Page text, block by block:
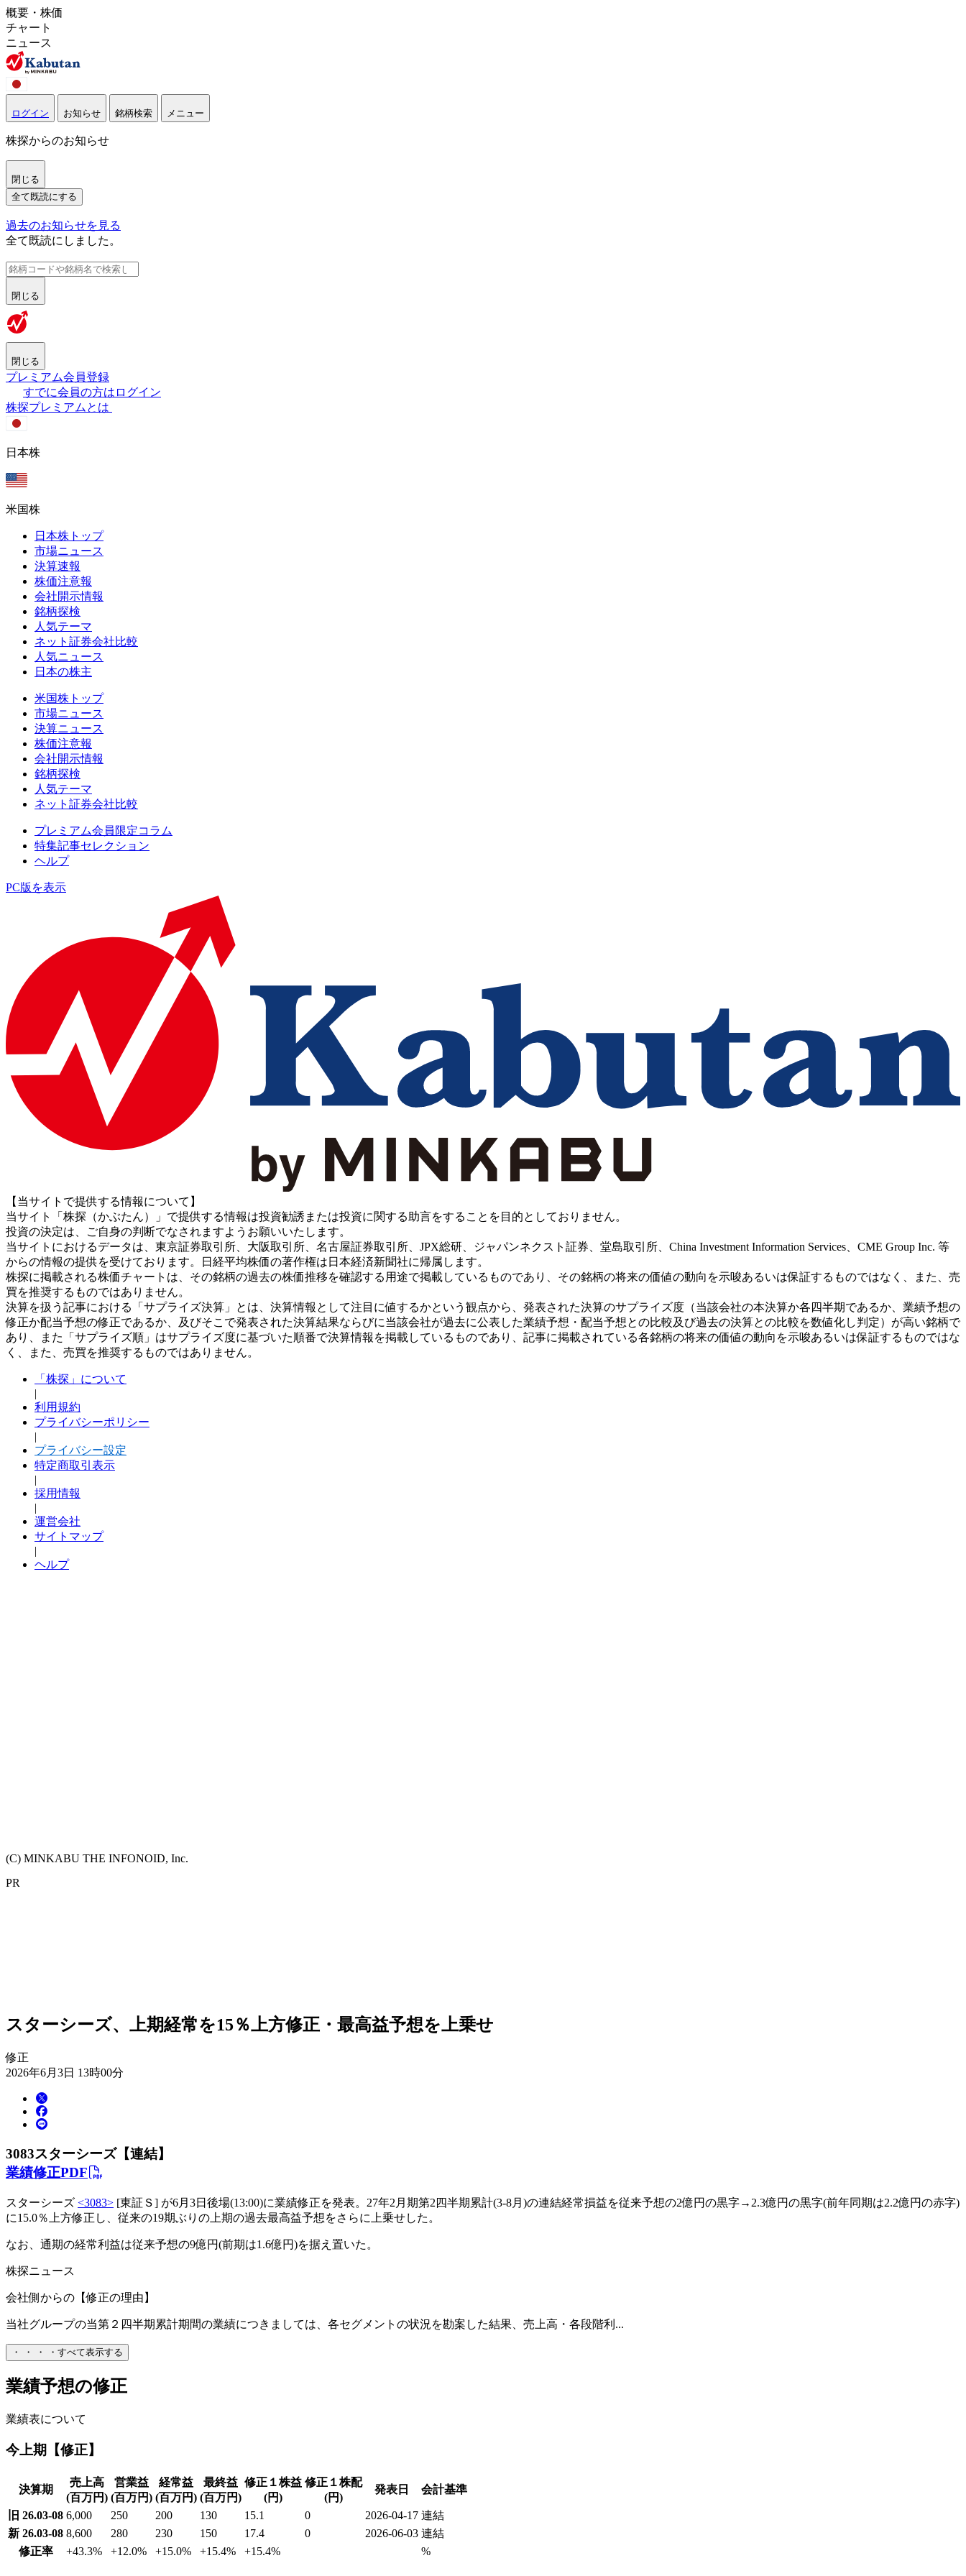
概要・株価
チャート
ニュース
ログイン お知らせ 銘柄検索 メニュー
株探からのお知らせ
閉じる
全て既読にする
過去のお知らせを見る
全て既読にしました。
閉じる
閉じる
プレミアム会員登録
すでに会員の方はログイン
株探プレミアムとは
日本株
米国株
日本株トップ
市場ニュース
決算速報
株価注意報
会社開示情報
銘柄探検
人気テーマ
ネット証券会社比較
人気ニュース
日本の株主
米国株トップ
市場ニュース
決算ニュース
株価注意報
会社開示情報
銘柄探検
人気テーマ
ネット証券会社比較
プレミアム会員限定コラム
特集記事セレクション
ヘルプ
PC版を表示
【当サイトで提供する情報について】
当サイト「株探（かぶたん）」で提供する情報は投資勧誘または投資に関する助言をすることを目的としておりません。
投資の決定は、ご自身の判断でなされますようお願いいたします。
当サイトにおけるデータは、東京証券取引所、大阪取引所、名古屋証券取引所、JPX総研、ジャパンネクスト証券、堂島取引所、China Investment Information Services、CME Group Inc. 等
からの情報の提供を受けております。日経平均株価の著作権は日本経済新聞社に帰属します。
株探に掲載される株価チャートは、その銘柄の過去の株価推移を確認する用途で掲載しているものであり、その銘柄の将来の価値の動向を示唆あるいは保証するものではなく、また、売
買を推奨するものではありません。
決算を扱う記事における「サプライズ決算」とは、決算情報として注目に値するかという観点から、発表された決算のサプライズ度（当該会社の本決算か各四半期であるか、業績予想の
修正か配当予想の修正であるか、及びそこで発表された決算結果ならびに当該会社が過去に公表した業績予想・配当予想との比較及び過去の決算との比較を数値化し判定）が高い銘柄で
あり、また「サプライズ順」はサプライズ度に基づいた順番で決算情報を掲載しているものであり、記事に掲載されている各銘柄の将来の価値の動向を示唆あるいは保証するものではな
く、また、売買を推奨するものではありません。
「株探」について
|
利用規約
プライバシーポリシー
|
プライバシー設定
特定商取引表示
|
採用情報
|
運営会社
サイトマップ
|
ヘルプ
(C) MINKABU THE INFONOID, Inc.
PR
スターシーズ、上期経常を15％上方修正・最高益予想を上乗せ
修正
2026年6月3日 13時00分
3083スターシーズ【連結】
業績修正PDF
スターシーズ <3083> [東証Ｓ] が6月3日後場(13:00)に業績修正を発表。27年2月期第2四半期累計(3-8月)の連結経常損益を従来予想の2億円の黒字→2.3億円の黒字(前年同期は2.2億円の赤字)
に15.0％上方修正し、従来の19期ぶりの上期の過去最高益予想をさらに上乗せした。
なお、通期の経常利益は従来予想の9億円(前期は1.6億円)を据え置いた。
株探ニュース
会社側からの【修正の理由】
当社グループの当第２四半期累計期間の業績につきましては、各セグメントの状況を勘案した結果、売上高・各段階利...
・ ・ ・ ・ すべて表示する
業績予想の修正
業績表について
今上期【修正】
決算期
売上高
(百万円)
営業益
(百万円)
経常益
(百万円)
最終益
(百万円)
修正１株益
(円)
修正１株配
(円)
発表日 会計基準
旧 26.03-08 6,000 250 200 130 15.1 0 2026-04-17 連結
新 26.03-08 8,600 280 230 150 17.4 0 2026-06-03 連結
修正率
+43.3% +12.0% +15.0% +15.4% +15.4% %